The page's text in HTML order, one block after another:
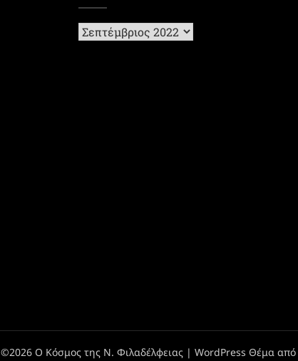
Ιστορικό
©2026 Ο Κόσμος της Ν. Φιλαδέλφειας | WordPress Θέμα από